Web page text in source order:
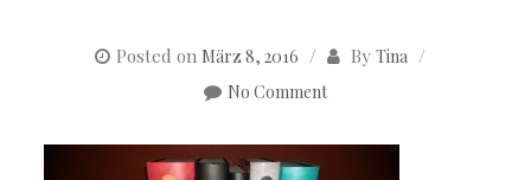
Posted on März 8, 2016 By Tina
No Comment